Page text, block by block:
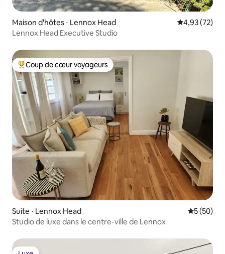
Maison d'hôtes ⋅ Lennox Head Évaluation
4,93 (72)
Lennox Head Executive Studio
Coups de cœur voyageurs les plus appréciés
Coup de cœur voyageurs
Suite ⋅ Lennox Head
5 (50)
Studio de luxe dans le centre-ville de Lennox